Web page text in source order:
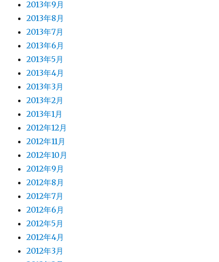
2013年9月
2013年8月
2013年7月
2013年6月
2013年5月
2013年4月
2013年3月
2013年2月
2013年1月
2012年12月
2012年11月
2012年10月
2012年9月
2012年8月
2012年7月
2012年6月
2012年5月
2012年4月
2012年3月